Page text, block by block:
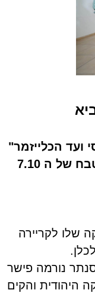
ועד הכלייזמר"
היא התשובה של יעקב פישר לטבח של ה 7.10
שלו לקריירה
נורמה פישר
היהודית והקים